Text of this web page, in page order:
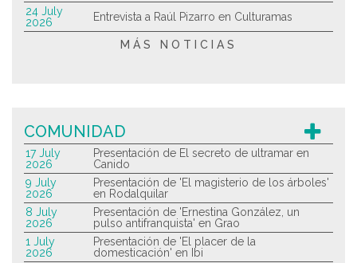
24 July
2026
Entrevista a Raúl Pizarro en Culturamas
MÁS NOTICIAS
COMUNIDAD
17 July
2026
Presentación de El secreto de ultramar en
Canido
9 July
2026
Presentación de 'El magisterio de los árboles'
en Rodalquilar
8 July
2026
Presentación de 'Ernestina González, un
pulso antifranquista' en Grao
1 July
2026
Presentación de 'El placer de la
domesticación' en Ibi